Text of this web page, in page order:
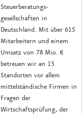
Steuerberatungs-
gesellschaften in
Deutschland. Mit über 615
Mitarbeitern und einem
Umsatz von 78 Mio. €
betreuen wir an 15
Standorten vor allem
mittelständische Firmen in
Fragen der
Wirtschaftsprüfung, der